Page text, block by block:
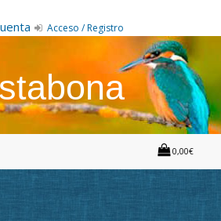
Acceso / Registro
0,00€